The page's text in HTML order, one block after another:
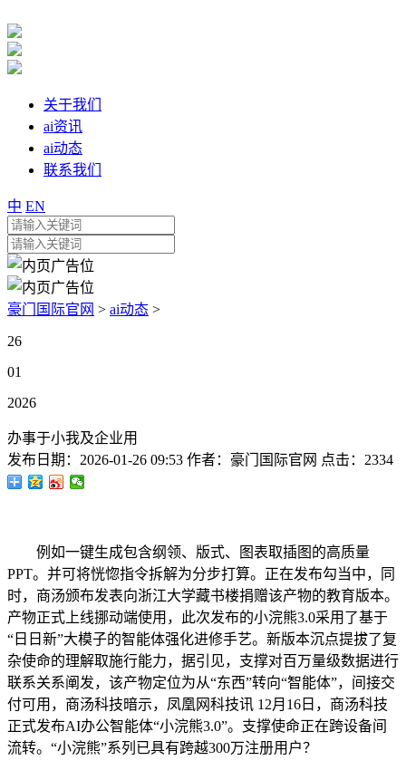
关于我们
ai资讯
ai动态
联系我们
中 EN
豪门国际官网 > ai动态 >
26
01
2026
办事于小我及企业用
发布日期： 2026-01-26 09:53 作者： 豪门国际官网 点击： 2334
例如一键生成包含纲领、版式、图表取插图的高质量
PPT。并可将恍惚指令拆解为分步打算。正在发布勾当中，同
时，商汤颁布发表向浙江大学藏书楼捐赠该产物的教育版本。
产物正式上线挪动端使用，此次发布的小浣熊3.0采用了基于
“日日新”大模子的智能体强化进修手艺。新版本沉点提拔了复
杂使命的理解取施行能力，据引见，支撑对百万量级数据进行
联系关系阐发，该产物定位为从“东西”转向“智能体”，间接交
付可用，商汤科技暗示，凤凰网科技讯 12月16日，商汤科技
正式发布AI办公智能体“小浣熊3.0”。支撑使命正在跨设备间
流转。“小浣熊”系列已具有跨越300万注册用户？